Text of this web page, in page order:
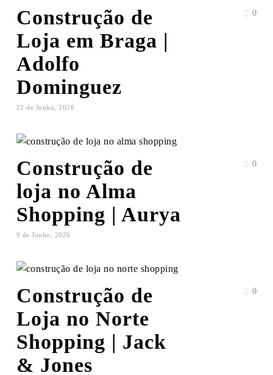
Construção de
Loja em Braga |
Adolfo
Dominguez
22 de Junho, 2026
0
Construção de
loja no Alma
Shopping | Aurya
9 de Junho, 2026
0
Construção de
Loja no Norte
Shopping | Jack
& Jones
0